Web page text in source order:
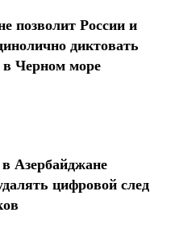
позволит России и
диктовать
в Черном море
Азербайджане
цифровой след